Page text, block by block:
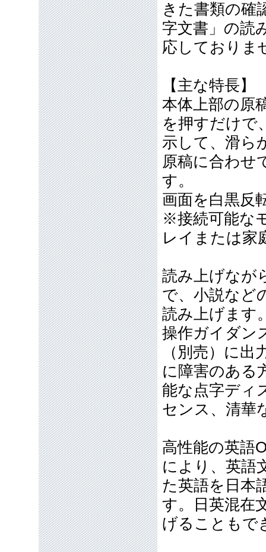
きた書類の確
字文書」の読
応しておりま
【主な特長】
本体上部の原
を押すだけで
示して、滑ら
原稿に合わせ
す。
画面を白黒反
※接続可能な
レイまたは家
読み上げなが
で、小説など
読み上げます
操作ガイダン
（別売）に
に障害のある
能な点字ディ
センス、清華
高性能の英語
により、英語
た英語を日本
す。日英混在
げることもで